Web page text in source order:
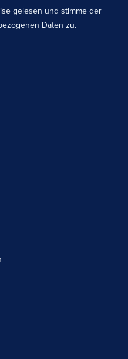
gelesen und stimme der
Daten zu.